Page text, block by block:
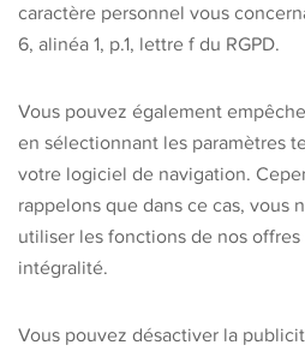
caractère personnel vous
6, alinéa 1, p.1, lettre f du RGPD.
Vous pouvez également
en sélectionnant les paramètres
votre logiciel de navigation.
rappelons que dans ce cas, vous
utiliser les fonctions de nos
intégralité.
Vous pouvez désactiver la